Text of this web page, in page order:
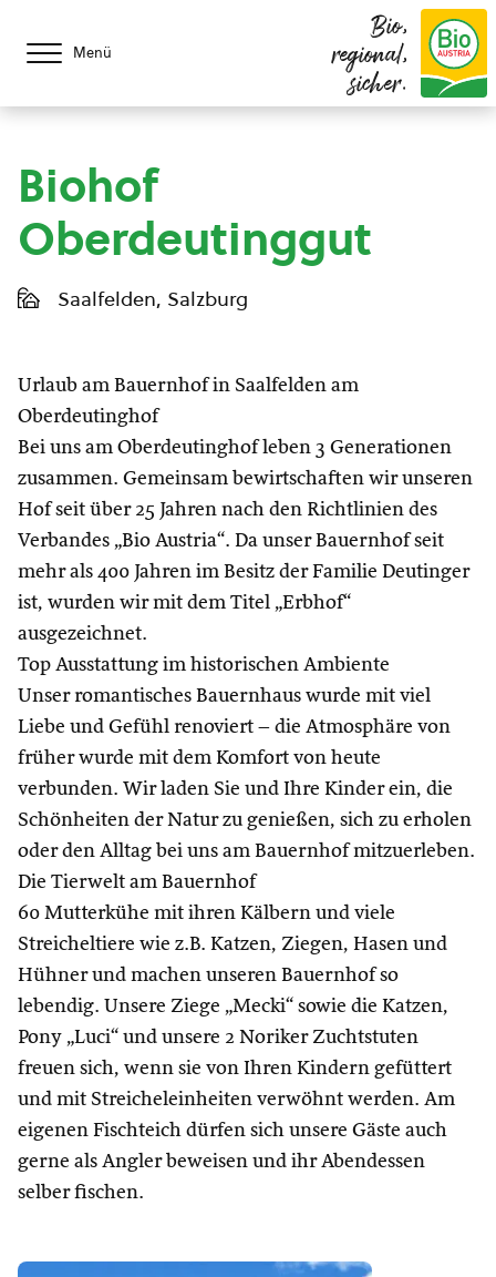
Menü
Bio,
regional,
sicher.
Biohof
Oberdeutinggut
Saalfelden, Salzburg
Urlaub am Bauernhof in Saalfelden am
Oberdeutinghof
Bei uns am Oberdeutinghof leben 3 Generationen
zusammen. Gemeinsam bewirtschaften wir unseren
Hof seit über 25 Jahren nach den Richtlinien des
Verbandes „Bio Austria“. Da unser Bauernhof seit
mehr als 400 Jahren im Besitz der Familie Deutinger
ist, wurden wir mit dem Titel „Erbhof“
ausgezeichnet.
Top Ausstattung im historischen Ambiente
Unser romantisches Bauernhaus wurde mit viel
Liebe und Gefühl renoviert – die Atmosphäre von
früher wurde mit dem Komfort von heute
verbunden. Wir laden Sie und Ihre Kinder ein, die
Schönheiten der Natur zu genießen, sich zu erholen
oder den Alltag bei uns am Bauernhof mitzuerleben.
Die Tierwelt am Bauernhof
60 Mutterkühe mit ihren Kälbern und viele
Streicheltiere wie z.B. Katzen, Ziegen, Hasen und
Hühner und machen unseren Bauernhof so
lebendig. Unsere Ziege „Mecki“ sowie die Katzen,
Pony „Luci“ und unsere 2 Noriker Zuchtstuten
freuen sich, wenn sie von Ihren Kindern gefüttert
und mit Streicheleinheiten verwöhnt werden. Am
eigenen Fischteich dürfen sich unsere Gäste auch
gerne als Angler beweisen und ihr Abendessen
selber fischen.